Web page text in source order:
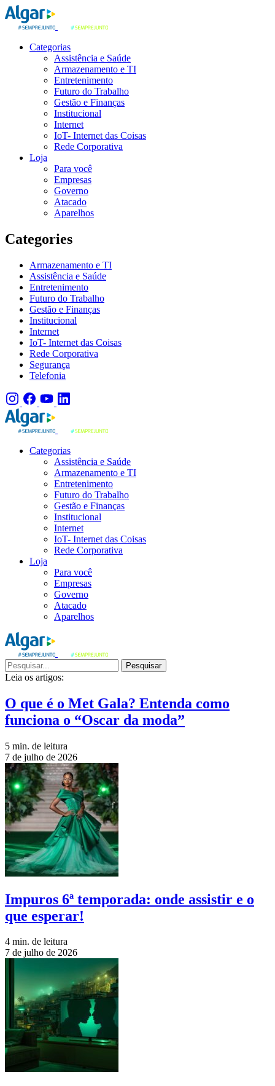
Categorias
Assistência e Saúde
Armazenamento e TI
Entretenimento
Futuro do Trabalho
Gestão e Finanças
Institucional
Internet
IoT- Internet das Coisas
Rede Corporativa
Loja
Para você
Empresas
Governo
Atacado
Aparelhos
Categories
Armazenamento e TI
Assistência e Saúde
Entretenimento
Futuro do Trabalho
Gestão e Finanças
Institucional
Internet
IoT- Internet das Coisas
Rede Corporativa
Segurança
Telefonia
Categorias
Assistência e Saúde
Armazenamento e TI
Entretenimento
Futuro do Trabalho
Gestão e Finanças
Institucional
Internet
IoT- Internet das Coisas
Rede Corporativa
Loja
Para você
Empresas
Governo
Atacado
Aparelhos
Pesquisar
Leia os artigos:
O que é o Met Gala? Entenda como
funciona o “Oscar da moda”
5 min. de leitura
7 de julho de 2026
Impuros 6ª temporada: onde assistir e o
que esperar!
4 min. de leitura
7 de julho de 2026